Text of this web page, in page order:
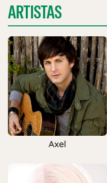
ARTISTAS
Axel